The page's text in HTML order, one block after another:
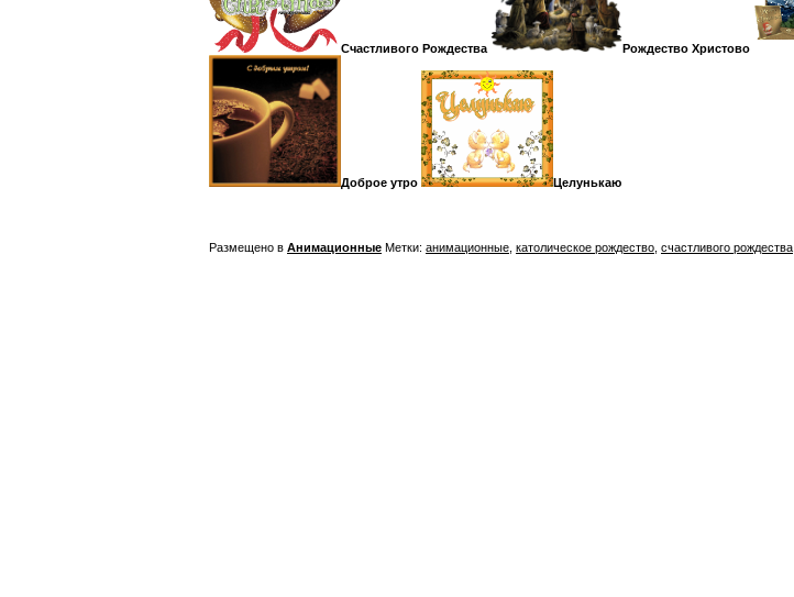
Счастливого Рождества Рождество Христово
Доброе утро Целунькаю
Размещено в Анимационные Метки: анимационные католическое рождество счастливого рождества